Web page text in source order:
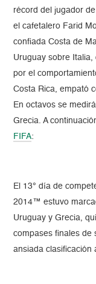
récord del jugador
el cafetalero Farid
confiada Costa de
Uruguay sobre
por el
Costa Rica, empató
En octavos se
Grecia. A
FIFA:
El 13° día de
2014™ estuvo
Uruguay y Grecia,
compases finales de
ansiada clasificación